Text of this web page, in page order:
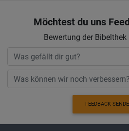
Möchtest du uns
Bewertung der Bibelthek
FEEDBACK